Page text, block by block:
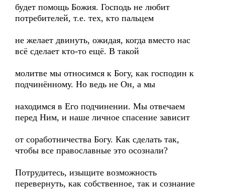
будет помощь Божия. Господь не любит
потребителей, т.е. тех, кто пальцем
не желает двинуть, ожидая, когда вместо нас
всё сделает кто-то ещё. В такой
молитве мы относимся к Богу, как господин к
подчинённому. Но ведь не Он, а мы
находимся в Его подчинении. Мы отвечаем
перед Ним, и наше личное спасение зависит
от соработничества Богу. Как сделать так,
чтобы все православные это осознали?
Потрудитесь, изыщите возможность
перевернуть, как собственное, так и сознание